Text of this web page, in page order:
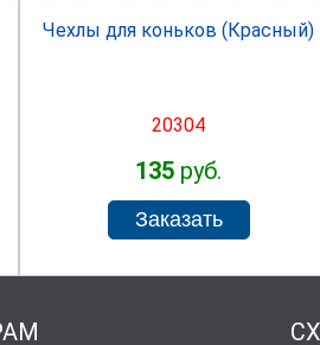
Чехлы для коньков (Красный)
20304
135 руб.